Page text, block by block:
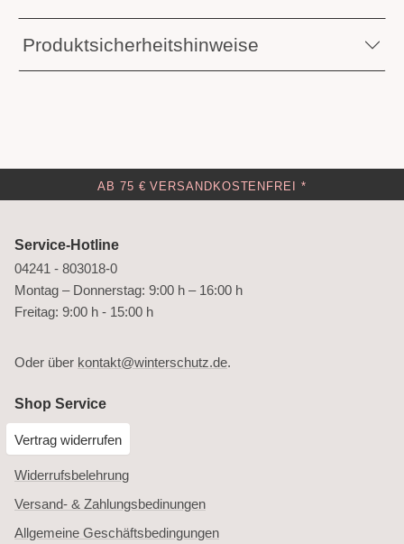
Produktsicherheitshinweise
AB 75 € VERSANDKOSTENFREI *
Service-Hotline
04241 - 803018-0
Montag – Donnerstag: 9:00 h – 16:00 h
Freitag: 9:00 h - 15:00 h
Oder über kontakt@winterschutz.de.
Shop Service
Vertrag widerrufen
Widerrufsbelehrung
Versand- & Zahlungsbedinungen
Allgemeine Geschäftsbedingungen